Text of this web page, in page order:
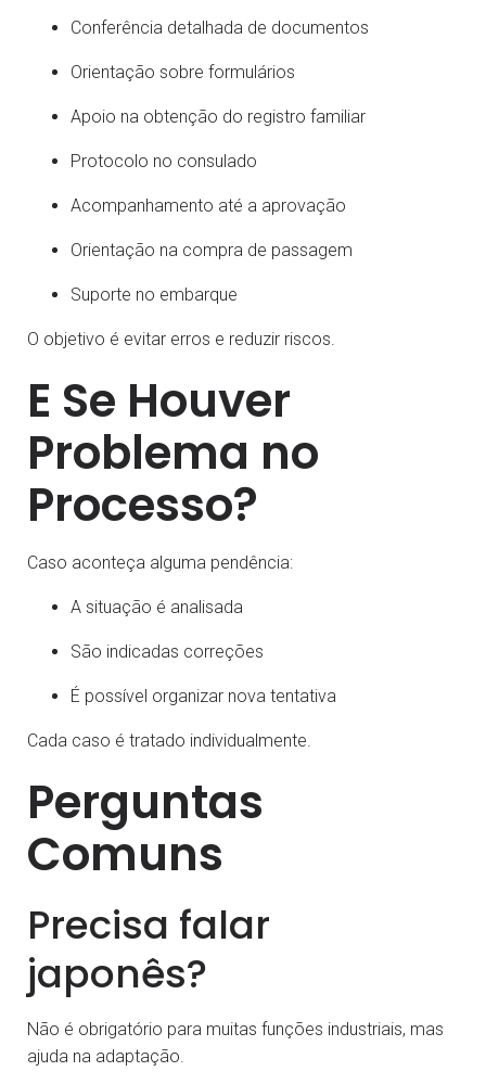
Conferência detalhada de documentos
Orientação sobre formulários
Apoio na obtenção do registro familiar
Protocolo no consulado
Acompanhamento até a aprovação
Orientação na compra de passagem
Suporte no embarque
O objetivo é evitar erros e reduzir riscos.
E Se Houver
Problema no
Processo?
Caso aconteça alguma pendência:
A situação é analisada
São indicadas correções
É possível organizar nova tentativa
Cada caso é tratado individualmente.
Perguntas
Comuns
Precisa falar
japonês?
Não é obrigatório para muitas funções industriais, mas
ajuda na adaptação.